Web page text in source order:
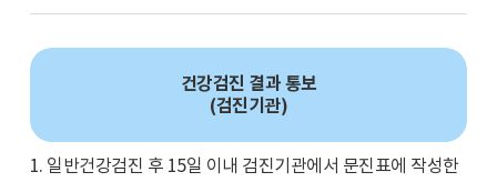
건강검진 결과 통보
(검진기관)
1. 일반건강검진 후 15일 이내 검진기관에서 문진표에 작성한